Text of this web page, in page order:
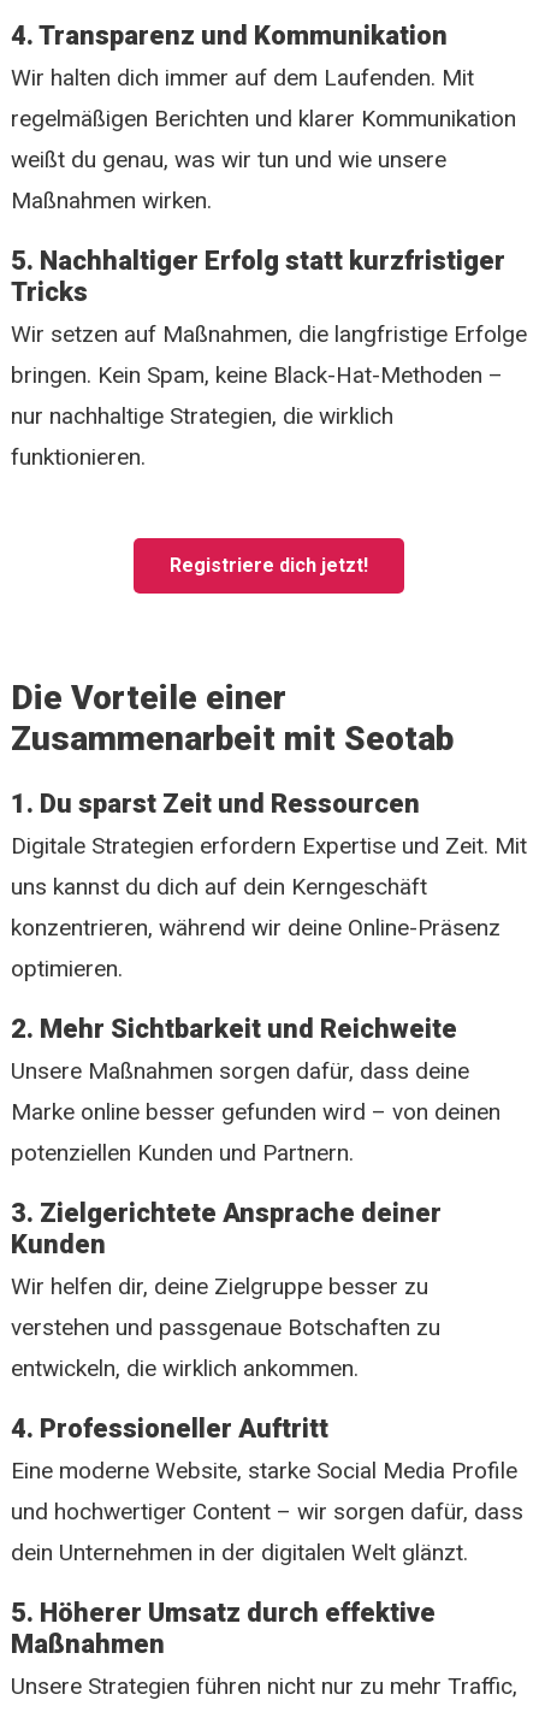
4. Transparenz und Kommunikation
Wir halten dich immer auf dem Laufenden. Mit
regelmäßigen Berichten und klarer Kommunikation
weißt du genau, was wir tun und wie unsere
Maßnahmen wirken.
5. Nachhaltiger Erfolg statt kurzfristiger
Tricks
Wir setzen auf Maßnahmen, die langfristige Erfolge
bringen. Kein Spam, keine Black-Hat-Methoden –
nur nachhaltige Strategien, die wirklich
funktionieren.
Registriere dich jetzt!
Die Vorteile einer
Zusammenarbeit mit Seotab
1. Du sparst Zeit und Ressourcen
Digitale Strategien erfordern Expertise und Zeit. Mit
uns kannst du dich auf dein Kerngeschäft
konzentrieren, während wir deine Online-Präsenz
optimieren.
2. Mehr Sichtbarkeit und Reichweite
Unsere Maßnahmen sorgen dafür, dass deine
Marke online besser gefunden wird – von deinen
potenziellen Kunden und Partnern.
3. Zielgerichtete Ansprache deiner
Kunden
Wir helfen dir, deine Zielgruppe besser zu
verstehen und passgenaue Botschaften zu
entwickeln, die wirklich ankommen.
4. Professioneller Auftritt
Eine moderne Website, starke Social Media Profile
und hochwertiger Content – wir sorgen dafür, dass
dein Unternehmen in der digitalen Welt glänzt.
5. Höherer Umsatz durch effektive
Maßnahmen
Unsere Strategien führen nicht nur zu mehr Traffic,